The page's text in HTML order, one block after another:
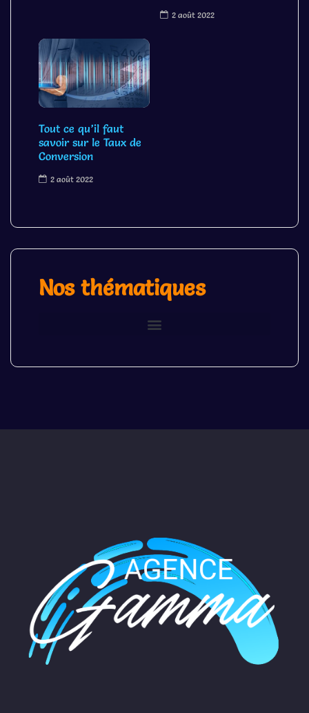
2 août 2022
Tout ce qu’il faut
savoir sur le Taux de
Conversion
2 août 2022
Nos thématiques